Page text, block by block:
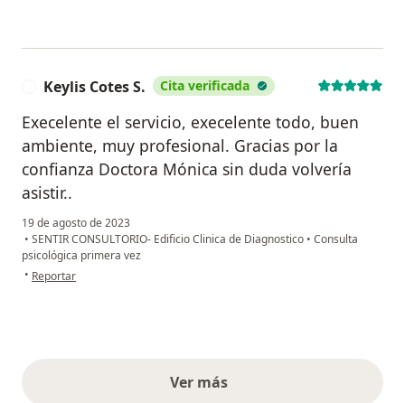
Keylis Cotes S. Cita verificada
Execelente el servicio, execelente todo, buen
ambiente, muy profesional. Gracias por la
confianza Doctora Mónica sin duda volvería
asistir..
19 de agosto de 2023
• SENTIR CONSULTORIO- Edificio Clinica de Diagnostico • Consulta
psicológica primera vez
• en opinión del usuario Keylis Cotes S.
Reportar
Ver másopiniones anteriores